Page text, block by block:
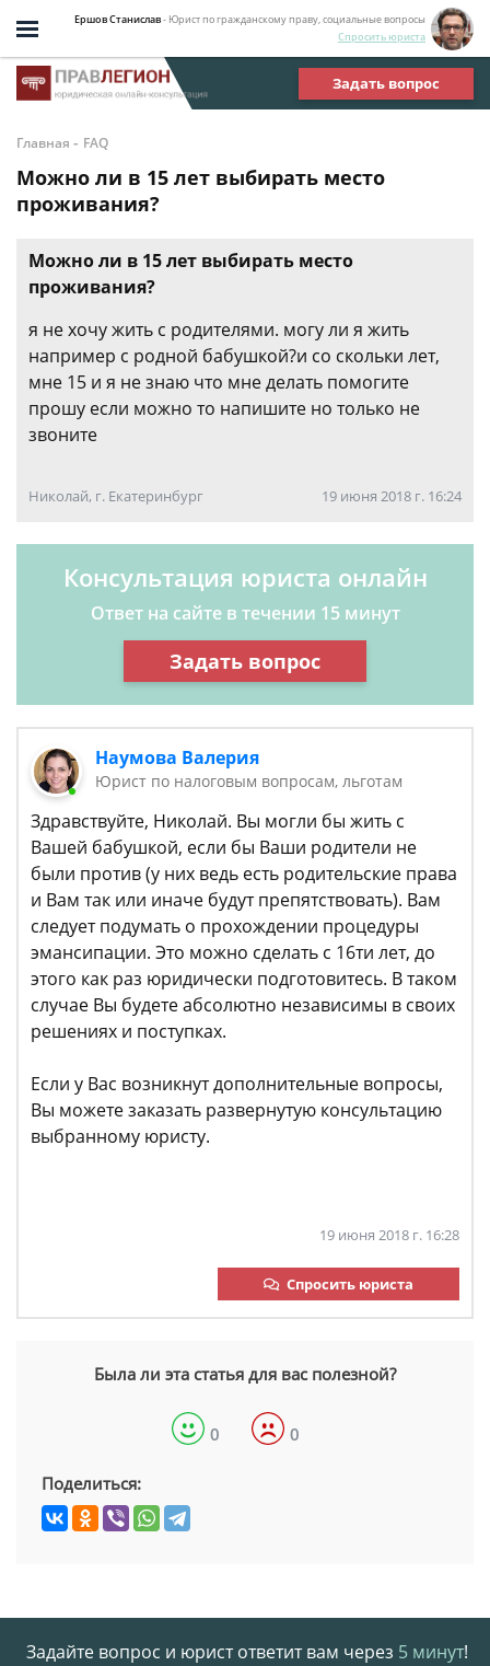
Ершов Станислав- Юрист по гражданскому праву, социальные вопросы
Спросить юриста
Задать вопрос
Главная - FAQ
Можно ли в 15 лет выбирать место
проживания?
Можно ли в 15 лет выбирать место
проживания?
я не хочу жить с родителями. могу ли я жить
например с родной бабушкой?и со скольки лет,
мне 15 и я не знаю что мне делать помогите
прошу если можно то напишите но только не
звоните
Николай, г. Екатеринбург 19 июня 2018 г. 16:24
Консультация юриста онлайн
Ответ на сайте в течении 15 минут
Задать вопрос
Наумова Валерия
Юрист по налоговым вопросам, льготам
Здравствуйте, Николай. Вы могли бы жить с
Вашей бабушкой, если бы Ваши родители не
были против (у них ведь есть родительские права
и Вам так или иначе будут препятствовать). Вам
следует подумать о прохождении процедуры
эмансипации. Это можно сделать с 16ти лет, до
этого как раз юридически подготовитесь. В таком
случае Вы будете абсолютно независимы в своих
решениях и поступках.
Если у Вас возникнут дополнительные вопросы,
Вы можете заказать развернутую консультацию
выбранному юристу.
19 июня 2018 г. 16:28
Спросить юриста
Была ли эта статья для вас полезной?
0 0
Поделиться:
Задайте вопрос и юрист ответит вам через 5 минут!